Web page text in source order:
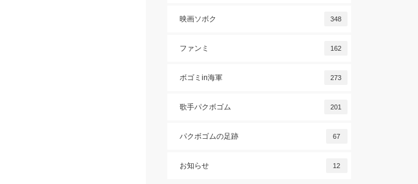
映画ソボク 348
ファンミ 162
ボゴミin海軍 273
歌手パクボゴム 201
パクボゴムの足跡 67
お知らせ 12